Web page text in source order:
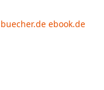
buecher.de ebook.de